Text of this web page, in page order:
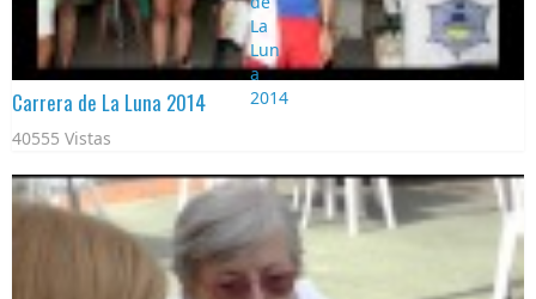
Carrera de La Luna 2014
40555 Vistas